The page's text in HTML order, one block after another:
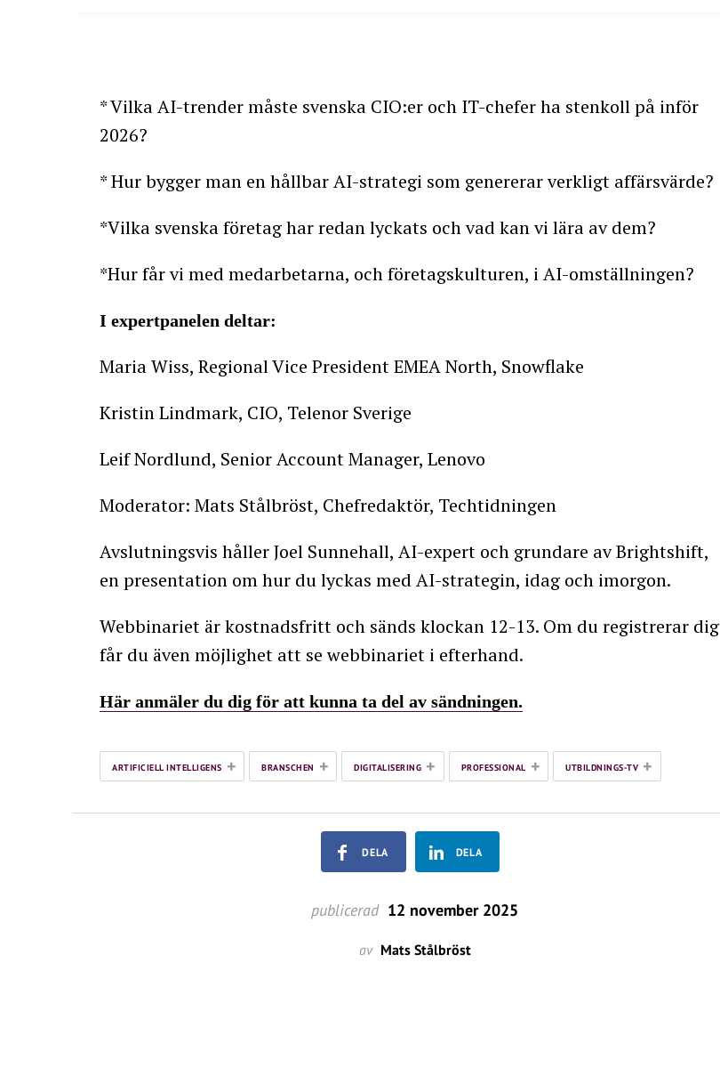
* Vilka AI-trender måste svenska CIO:er och IT-chefer ha stenkoll på inför
2026?
* Hur bygger man en hållbar AI-strategi som genererar verkligt affärsvärde?
*Vilka svenska företag har redan lyckats och vad kan vi lära av dem?
*Hur får vi med medarbetarna, och företagskulturen, i AI-omställningen?
I expertpanelen deltar:
Maria Wiss, Regional Vice President EMEA North, Snowflake
Kristin Lindmark, CIO, Telenor Sverige
Leif Nordlund, Senior Account Manager, Lenovo
Moderator: Mats Stålbröst, Chefredaktör, Techtidningen
Avslutningsvis håller Joel Sunnehall, AI-expert och grundare av Brightshift,
en presentation om hur du lyckas med AI-strategin, idag och imorgon.
Webbinariet är kostnadsfritt och sänds klockan 12-13. Om du registrerar dig
får du även möjlighet att se webbinariet i efterhand.
Här anmäler du dig för att kunna ta del av sändningen.
ARTIFICIELL INTELLIGENS + BRANSCHEN + DIGITALISERING + PROFESSIONAL + UTBILDNINGS-TV +
DELA DELA
publicerad 12 november 2025
av Mats Stålbröst